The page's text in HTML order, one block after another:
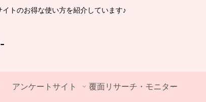
トのお得な使い方を紹介しています♪
アンケートサイト 覆面リサーチ・モニター